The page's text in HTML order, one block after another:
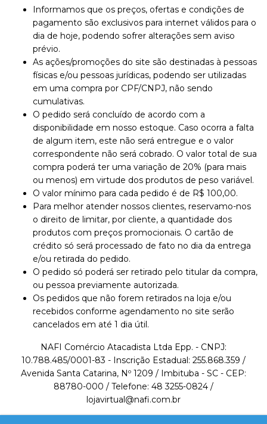
Informamos que os preços, ofertas e condições de
pagamento são exclusivos para internet válidos para o
dia de hoje, podendo sofrer alterações sem aviso
prévio.
As ações/promoções do site são destinadas à pessoas
físicas e/ou pessoas jurídicas, podendo ser utilizadas
em uma compra por CPF/CNPJ, não sendo
cumulativas.
O pedido será concluído de acordo com a
disponibilidade em nosso estoque. Caso ocorra a falta
de algum item, este não será entregue e o valor
correspondente não será cobrado. O valor total de sua
compra poderá ter uma variação de 20% (para mais
ou menos) em virtude dos produtos de peso variável.
O valor mínimo para cada pedido é de R$ 100,00.
Para melhor atender nossos clientes, reservamo-nos
o direito de limitar, por cliente, a quantidade dos
produtos com preços promocionais. O cartão de
crédito só será processado de fato no dia da entrega
e/ou retirada do pedido.
O pedido só poderá ser retirado pelo titular da compra,
ou pessoa previamente autorizada.
Os pedidos que não forem retirados na loja e/ou
recebidos conforme agendamento no site serão
cancelados em até 1 dia útil.
NAFI Comércio Atacadista Ltda Epp. - CNPJ:
10.788.485/0001-83 - Inscrição Estadual: 255.868.359 /
Avenida Santa Catarina, Nº 1209 / Imbituba - SC - CEP:
88780-000 / Telefone: 48 3255-0824 /
lojavirtual@nafi.com.br